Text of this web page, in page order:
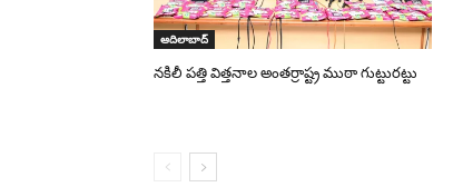
ఆదిలాబాద్
నకిలీ పత్తి విత్తనాల అంతర్రాష్ట్ర ముఠా గుట్టురట్టు